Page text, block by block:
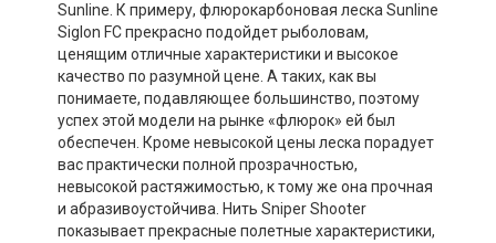
Sunline. К примеру, флюрокарбоновая леска Sunline
Siglon FC прекрасно подойдет рыболовам,
ценящим отличные характеристики и высокое
качество по разумной цене. А таких, как вы
понимаете, подавляющее большинство, поэтому
успех этой модели на рынке «флюрок» ей был
обеспечен. Кроме невысокой цены леска порадует
вас практически полной прозрачностью,
невысокой растяжимостью, к тому же она прочная
и абразивоустойчива. Нить Sniper Shooter
показывает прекрасные полетные характеристики,